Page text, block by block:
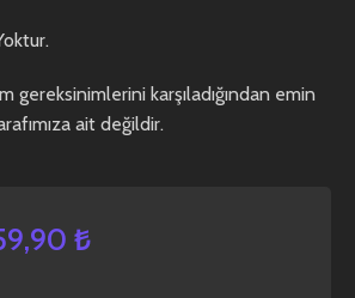
gereksinimlerini karşıladığından emin
ait değildir.
₺